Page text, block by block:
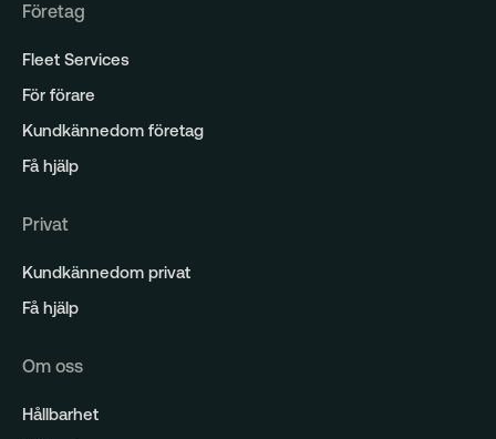
Företag
Fleet Services
För förare
Kundkännedom företag
Få hjälp
Privat
Kundkännedom privat
Få hjälp
Om oss
Hållbarhet